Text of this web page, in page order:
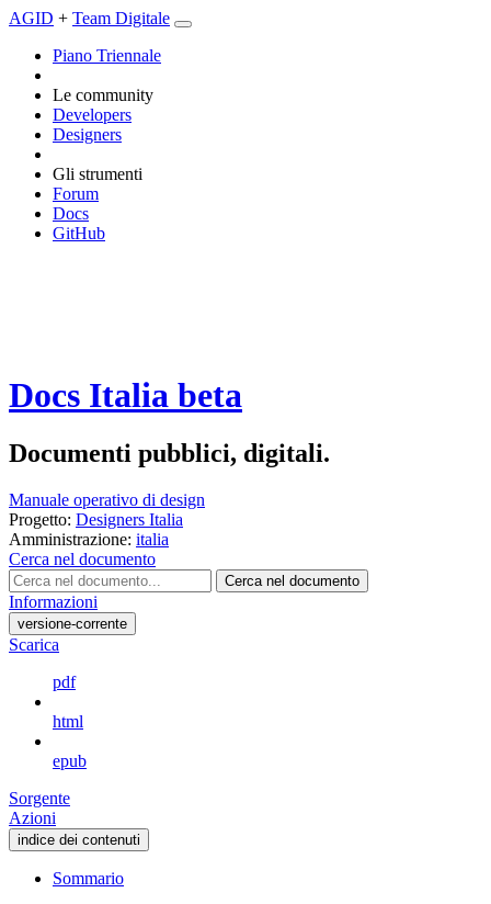
AGID + Team Digitale
Piano Triennale
Le community
Developers
Designers
Gli strumenti
Forum
Docs
GitHub
Docs Italia beta
Documenti pubblici, digitali.
Manuale operativo di design
Progetto: Designers Italia
Amministrazione: italia
Cerca nel documento
Cerca nel documento
Informazioni
versione-corrente
Scarica
pdf
html
epub
Sorgente
Azioni
indice dei contenuti
Sommario